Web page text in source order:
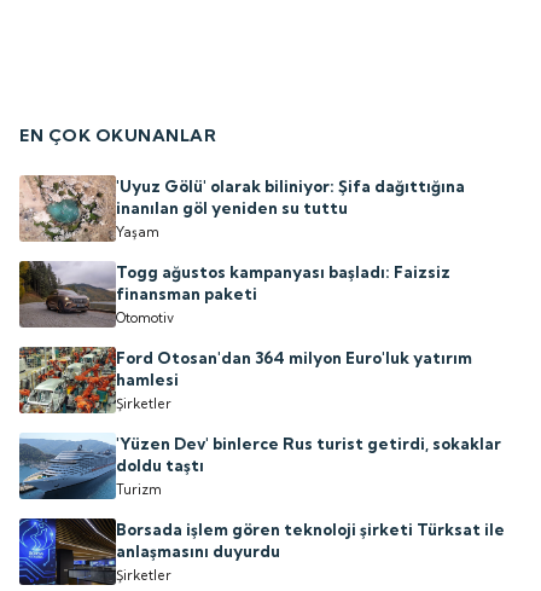
EN ÇOK OKUNANLAR
'Uyuz Gölü' olarak biliniyor: Şifa dağıttığına
inanılan göl yeniden su tuttu
Yaşam
Togg ağustos kampanyası başladı: Faizsiz
finansman paketi
Otomotiv
Ford Otosan'dan 364 milyon Euro'luk yatırım
hamlesi
Şirketler
'Yüzen Dev' binlerce Rus turist getirdi, sokaklar
doldu taştı
Turizm
Borsada işlem gören teknoloji şirketi Türksat ile
anlaşmasını duyurdu
Şirketler